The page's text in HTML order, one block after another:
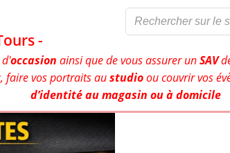
-
occasion ainsi que de vous assurer unSAV
, faire vos portraits austudioou couvrir vos
d’identité au magasin ou à domicile